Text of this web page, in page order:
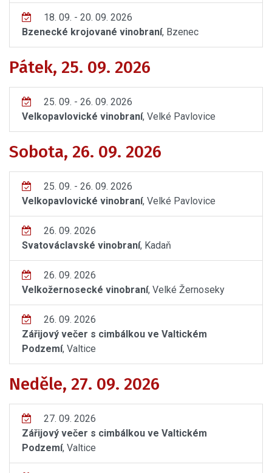
18. 09. - 20. 09. 2026
Bzenecké krojované vinobraní, Bzenec
Pátek, 25. 09. 2026
25. 09. - 26. 09. 2026
Velkopavlovické vinobraní, Velké Pavlovice
Sobota, 26. 09. 2026
25. 09. - 26. 09. 2026
Velkopavlovické vinobraní, Velké Pavlovice
26. 09. 2026
Svatováclavské vinobraní, Kadaň
26. 09. 2026
Velkožernosecké vinobraní, Velké Žernoseky
26. 09. 2026
Zářijový večer s cimbálkou ve Valtickém
Podzemí, Valtice
Neděle, 27. 09. 2026
27. 09. 2026
Zářijový večer s cimbálkou ve Valtickém
Podzemí, Valtice